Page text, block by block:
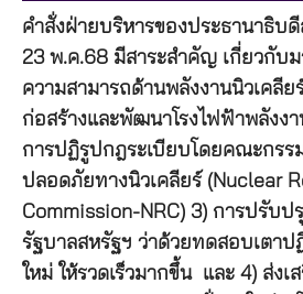
คำสั่งฝ่ายบริหารของประธานาธิบ
23 พ.ค.68 มีสาระสำคัญ เกี่ยวกับม
ความสามารถด้านพลังงานนิวเคลีย
ก่อสร้างและพัฒนาโรงไฟฟ้าพลังง
การปฏิรูปกฎระเบียบโดยคณะกรร
ปลอดภัยทางนิวเคลียร์ (Nuclear
Commission-NRC) 3) การปรับป
รัฐบาลสหรัฐฯ ว่าด้วยทดสอบเตา
ใหม่ ให้รวดเร็วมากขึ้น และ 4) ส่ง